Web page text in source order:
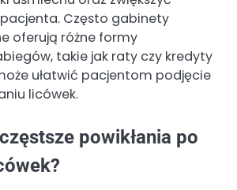
Często gabinety
oferują różne formy
takie jak raty czy kredyty
ułatwić pacjentom podjęcie
licówek.
powikłania po